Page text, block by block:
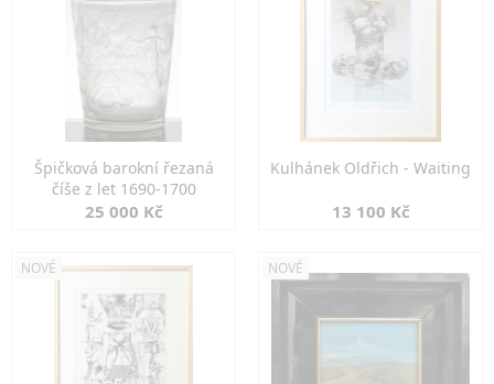
Špičková barokní řezaná
číše z let 1690-1700
25 000 Kč
Kulhánek Oldřich - Waiting
13 100 Kč
NOVÉ NOVÉ